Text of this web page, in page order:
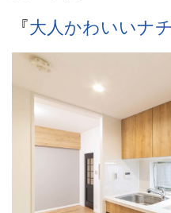
『大人かわいいナ